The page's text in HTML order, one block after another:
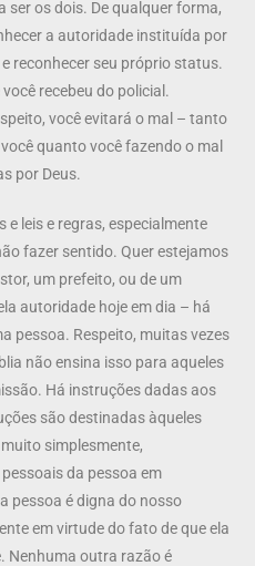
ser os dois. De qualquer forma,
a autoridade instituída por
reconhecer seu próprio status.
recebeu do policial.
você evitará o mal – tanto
quanto você fazendo o mal
por Deus.
leis e regras, especialmente
fazer sentido. Quer estejamos
um prefeito, ou de um
autoridade hoje em dia – há
pessoa. Respeito, muitas vezes
não ensina isso para aqueles
Há instruções dadas aos
são destinadas àqueles
simplesmente,
da pessoa em
pessoa é digna do nosso
em virtude do fato de que ela
Nenhuma outra razão é